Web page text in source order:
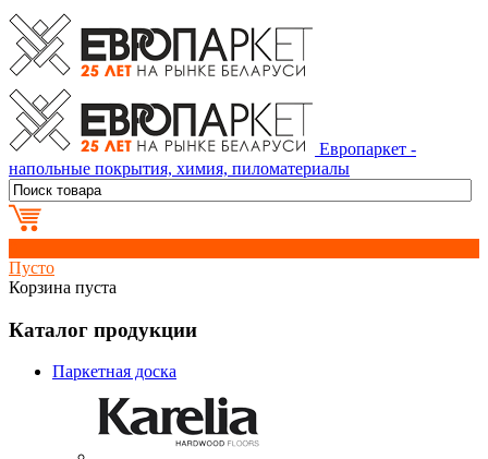
Европаркет -
напольные покрытия, химия, пиломатериалы
Пусто
Корзина пуста
Каталог продукции
Паркетная доска